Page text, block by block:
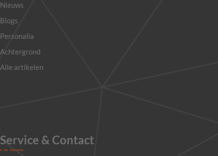
Nieuws
Blogs
Personalia
Achtergrond
Alle artikelen
Service & Contact